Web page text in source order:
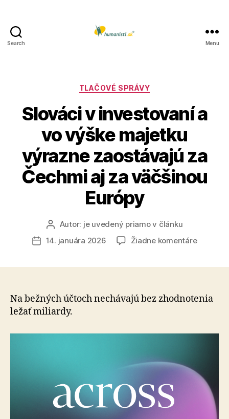
Search Menu
Kategórie
TLAČOVÉ SPRÁVY
Slováci v investovaní a
vo výške majetku
výrazne zaostávajú za
Čechmi aj za väčšinou
Európy
Autor
článku
Autor: je uvedený priamo v článku
Dátum
14. januára 2026 Žiadne komentárena
vo
aj
za
väčšinou
Európy
Na bežných účtoch nechávajú bez zhodnotenia
ležať miliardy.